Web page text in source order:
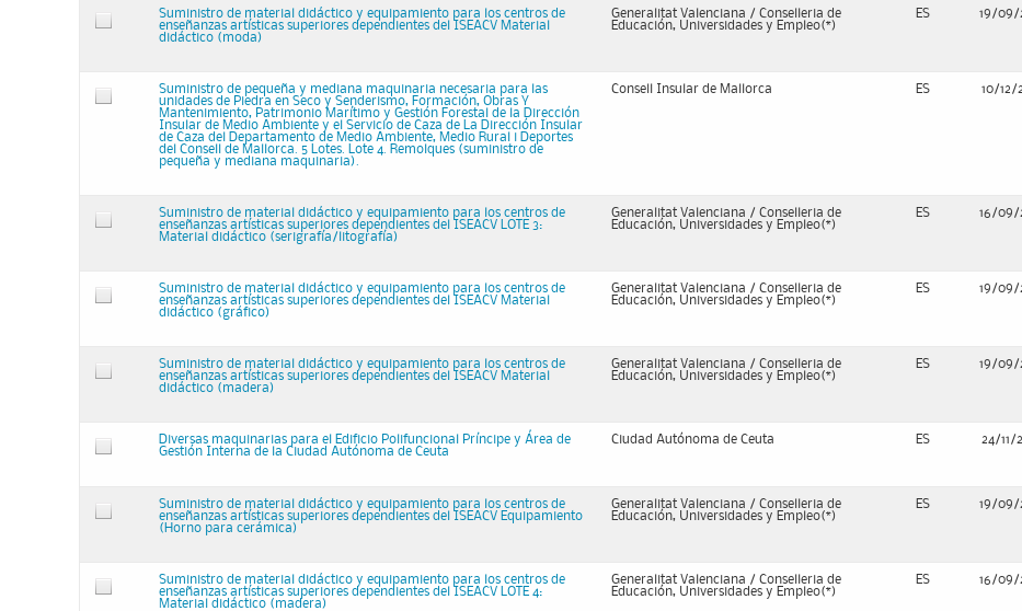
Suministro de material didáctico y equipamiento para los centros de
enseñanzas artísticas superiores dependientes del ISEACV Material
didáctico (moda)
Generalitat Valenciana / Conselleria de
Educación, Universidades y Empleo(*)
ES 19/09/
Suministro de pequeña y mediana maquinaria necesaria para las
unidades de Piedra en Seco y Senderismo, Formación, Obras Y
Mantenimiento, Patrimonio Marítimo y Gestión Forestal de la Dirección
Insular de Medio Ambiente y el Servicio de Caza de La Dirección Insular
de Caza del Departamento de Medio Ambiente, Medio Rural i Deportes
del Consell de Mallorca. 5 Lotes. Lote 4. Remolques (suministro de
pequeña y mediana maquinaria).
Consell Insular de Mallorca ES 10/12/
Suministro de material didáctico y equipamiento para los centros de
enseñanzas artísticas superiores dependientes del ISEACV LOTE 3:
Material didáctico (serigrafía/litografía)
Generalitat Valenciana / Conselleria de
Educación, Universidades y Empleo(*)
ES 16/09/
Suministro de material didáctico y equipamiento para los centros de
enseñanzas artísticas superiores dependientes del ISEACV Material
didáctico (gráfico)
Generalitat Valenciana / Conselleria de
Educación, Universidades y Empleo(*)
ES 19/09/
Suministro de material didáctico y equipamiento para los centros de
enseñanzas artísticas superiores dependientes del ISEACV Material
didáctico (madera)
Generalitat Valenciana / Conselleria de
Educación, Universidades y Empleo(*)
ES 19/09/
Diversas maquinarias para el Edificio Polifuncional Príncipe y Área de
Gestión Interna de la Ciudad Autónoma de Ceuta
Ciudad Autónoma de Ceuta ES 24/11/
Suministro de material didáctico y equipamiento para los centros de
enseñanzas artísticas superiores dependientes del ISEACV Equipamiento
(Horno para cerámica)
Generalitat Valenciana / Conselleria de
Educación, Universidades y Empleo(*)
ES 19/09/
Suministro de material didáctico y equipamiento para los centros de
enseñanzas artísticas superiores dependientes del ISEACV LOTE 4:
Material didáctico (madera)
Generalitat Valenciana / Conselleria de
Educación, Universidades y Empleo(*)
ES 16/09/